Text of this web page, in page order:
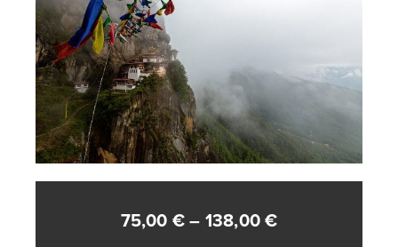
75,00 € – 138,00€Raspon